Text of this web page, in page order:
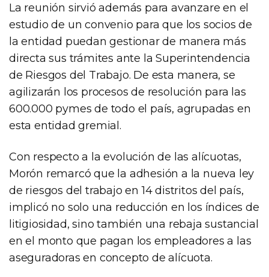
La reunión sirvió además para avanzare en el
estudio de un convenio para que los socios de
la entidad puedan gestionar de manera más
directa sus trámites ante la Superintendencia
de Riesgos del Trabajo. De esta manera, se
agilizarán los procesos de resolución para las
600.000 pymes de todo el país, agrupadas en
esta entidad gremial.
Con respecto a la evolución de las alícuotas,
Morón remarcó que la adhesión a la nueva ley
de riesgos del trabajo en 14 distritos del país,
implicó no solo una reducción en los índices de
litigiosidad, sino también una rebaja sustancial
en el monto que pagan los empleadores a las
aseguradoras en concepto de alícuota.